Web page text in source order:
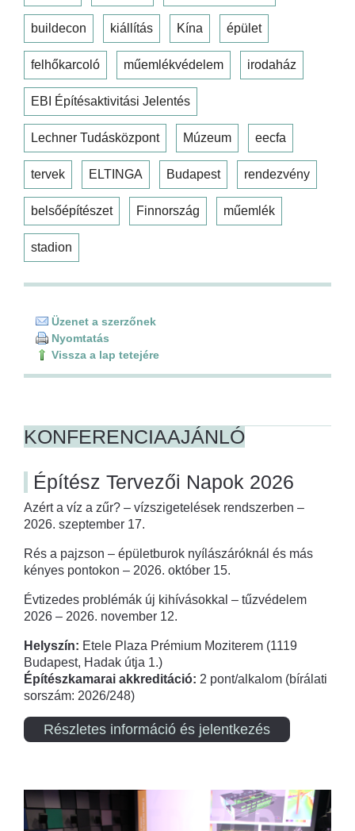
buildecon kiállítás Kína épület
felhőkarcoló műemlékvédelem irodaház
EBI Építésaktivitási Jelentés
Lechner Tudásközpont Múzeum eecfa
tervek ELTINGA Budapest rendezvény
belsőépítészet Finnország műemlék
stadion
Üzenet a szerzőnek
Nyomtatás
Vissza a lap tetejére
KONFERENCIAAJÁNLÓ
Építész Tervezői Napok 2026
Azért a víz a zűr? – vízszigetelések rendszerben –
2026. szeptember 17.
Rés a pajzson – épületburok nyílászáróknál és más
kényes pontokon – 2026. október 15.
Évtizedes problémák új kihívásokkal – tűzvédelem
2026 – 2026. november 12.
Helyszín: Etele Plaza Prémium Moziterem (1119
Budapest, Hadak útja 1.)
Építészkamarai akkreditáció: 2 pont/alkalom (bírálati
sorszám: 2026/248)
Részletes információ és jelentkezés